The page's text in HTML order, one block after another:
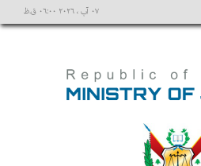
٠٧ آب ، ٢٠٢٦ ٠٦:٠٠ ق.ظ